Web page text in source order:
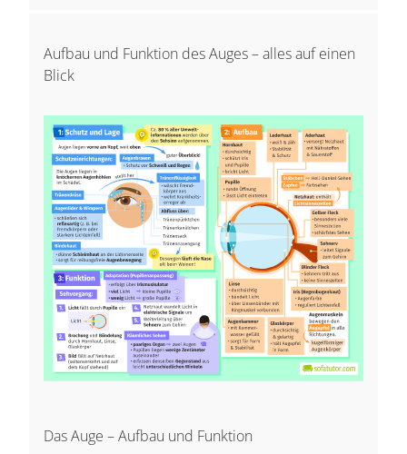
Aufbau und Funktion des Auges – alles auf einen
Blick
Das Auge – Aufbau und Funktion